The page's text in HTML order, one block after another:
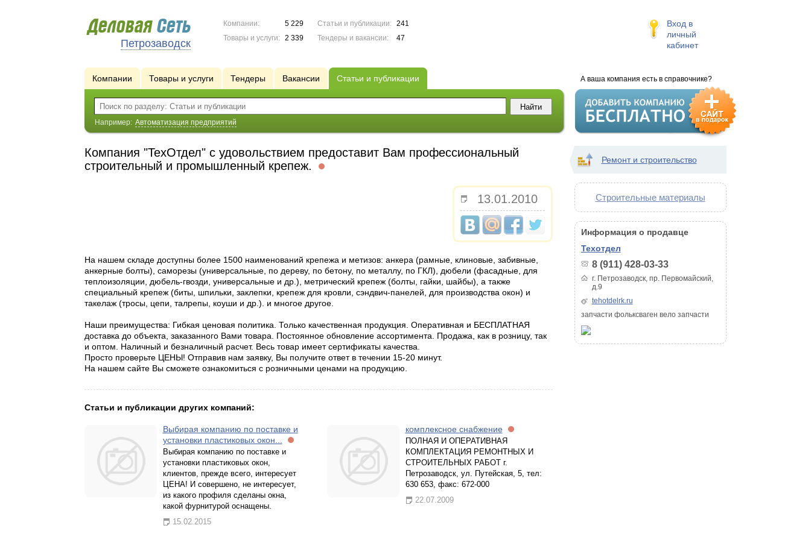
Петрозаводск
Компании:
5 229
Товары и услуги:
2 339
Статьи и публикации:
241
Тендеры и вакансии:
47
Вход в
личный
кабинет
А ваша компания есть в справочнике?
Компании Товары и услуги Тендеры Вакансии Статьи и публикации
Например: Автоматизация предприятий
Компания "TeхОтдел" с удовольствием предоставит Вам профессиональный
строительный и промышленный крепеж.
13.01.2010
На нашем складе доступны более 1500 наименований крепежа и метизов: анкера (рамные, клиновые, забивные,
анкерные болты), саморезы (универсальные, по дереву, по бетону, по металлу, по ГКЛ), дюбели (фасадные, для
теплоизоляции, дюбель-гвозди, универсальные и др.), метрический крепеж (болты, гайки, шайбы), а также
специальный крепеж (биты, шпильки, заклепки, крепеж для кровли, сэндвич-панелей, для производства окон) и
такелаж (тросы, цепи, талрепы, коуши и др.). и многое другое.
Наши преимущества: Гибкая ценовая политика. Только качественная продукция. Оперативная и БЕСПЛАТНАЯ
доставка до объекта, заказанного Вами товара. Постоянное обновление ассортимента. Продажа, как в розницу, так
и оптом. Наличный и безналичный расчет. Весь товар имеет сертификаты качества.
Просто проверьте ЦЕНЫ! Отправив нам заявку, Вы получите ответ в течении 15-20 минут.
На нашем сайте Вы сможете ознакомиться с розничными ценами на продукцию.
Статьи и публикации других компаний:
Выбирая компанию по поставке и
установки пластиковых окон...
Выбирая компанию по поставке и
установки пластиковых окон,
клиентов, прежде всего, интересует
ЦЕНА! И совершено, не интересует,
из какого профиля сделаны окна,
какой фурнитурой оснащены.
15.02.2015
комплексное снабжение
ПОЛНАЯ И ОПЕРАТИВНАЯ
КОМПЛЕКТАЦИЯ РЕМОНТНЫХ И
СТРОИТЕЛЬНЫХ РАБОТ г.
Петрозаводск, ул. Путейская, 5, тел:
630 653, факс: 672-000
22.07.2009
Ремонт и строительство
Строительные материалы
Информация о продавце
Техотдел
8 (911) 428-03-33
г. Петрозаводск, пр. Первомайский,
д.9
tehotdelrk.ru
запчасти фольксваген вело запчасти